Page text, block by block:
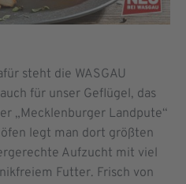
steht die WASGAU
für unser Geflügel, das
„Mecklenburger Landpute“
legt man dort größten
Aufzucht mit viel
Futter. Frisch von